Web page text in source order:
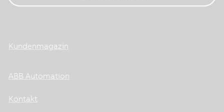
Kundenmagazin
ABB Automation
Kontakt